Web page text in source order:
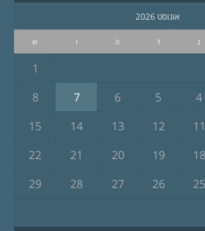
אוגוסט 2026
ג ד ה ו ש
1
4
5
6
7
8
11
12
13
14
15
18
19
20
21
22
25
26
27
28
29